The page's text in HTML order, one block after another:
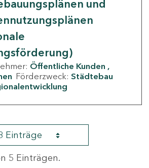
und
Öffentliche Kunden
Förderzweck: Städtebau
Einträge
5 Einträgen.